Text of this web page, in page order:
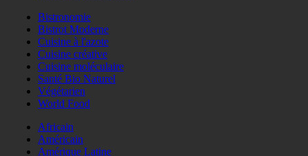
Bistronomie
Bistrot Moderne
Cuisine à l'azote
Cuisine créative
Cuisine moléculaire
Santé Bio Naturel
Végétarien
World Food
Africain
Américain
Amérique Latine